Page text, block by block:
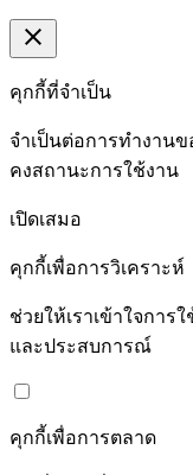
close
คุกกี้ที่จำเป็น
จำเป็นต่อการทำงาน
คงสถานะการใช้งาน
เปิดเสมอ
คุกกี้เพื่อการวิเคราะห์
ช่วยให้เราเข้าใจการ
และประสบการณ์
คุกกี้เพื่อการตลาด